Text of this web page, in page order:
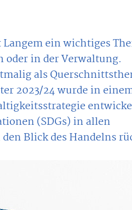
ein wichtiges
oder in der Verwaltung.
als
2023/24 wurde in
(SDGs) in allen
Blick des Handelns